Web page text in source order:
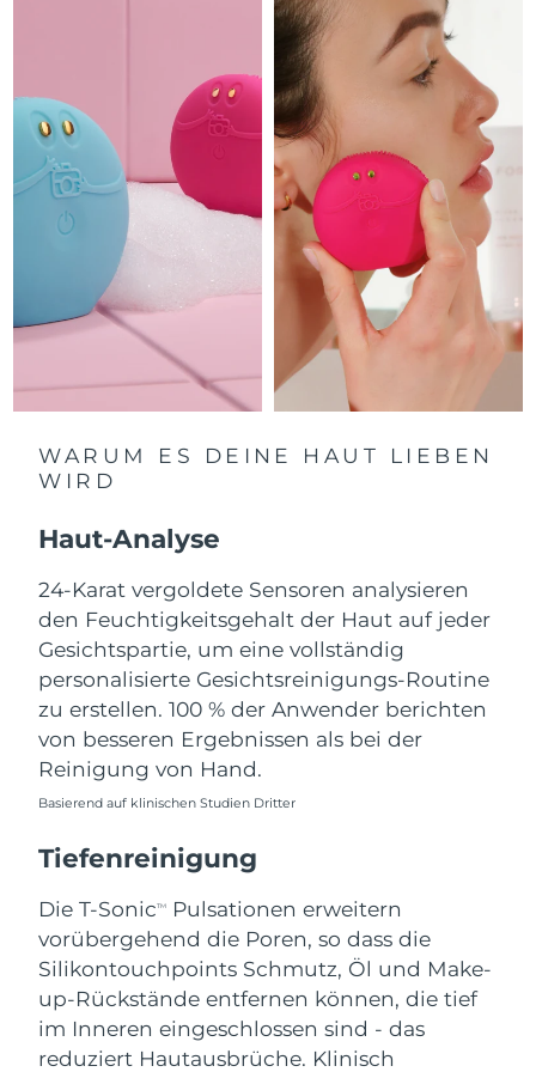
WARUM ES DEINE HAUT LIEBEN
WIRD
Haut-Analyse
24-Karat vergoldete Sensoren analysieren
den Feuchtigkeitsgehalt der Haut auf jeder
Gesichtspartie, um eine vollständig
personalisierte Gesichtsreinigungs-Routine
zu erstellen. 100 % der Anwender berichten
von besseren Ergebnissen als bei der
Reinigung von Hand.
Basierend auf klinischen Studien Dritter
Tiefenreinigung
Die T-SonicTM
Pulsationen erweitern
vorübergehend die Poren, so dass die
Silikontouchpoints Schmutz, Öl und Make-
up-Rückstände entfernen können, die tief
im Inneren eingeschlossen sind - das
reduziert Hautausbrüche. Klinisch
Erwartete Lieferung8/8/26
Erwartete Lieferung 8/8/26
Sonderverwaltungsregion
Macau
Erwartete Lieferung 8/10/26
Malaysia Erwartete Lieferung 8/11/26
Erwartete Lieferung 8/8/26
Mexiko Erwartete Lieferung 8/12/26
Monaco Erwartete Lieferung
Neuseeland
Norwegen
Oman Erwartete Lieferung
Philippinen Erwartete Lieferung
Polen Erwartete Lieferung 8/9/26
Portugal
Réunion Erwartete Lieferung
Rumänien Erwartete Lieferung8/8/26
Russland Erwartete Lieferung